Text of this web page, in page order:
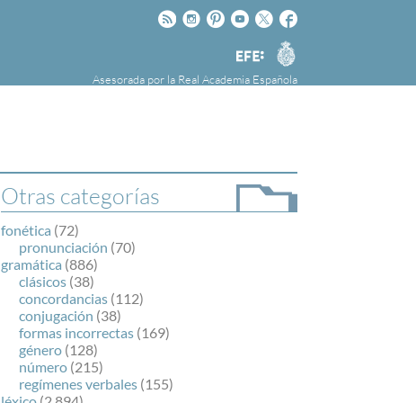
Facebook
Twitter
Youtube
Pinteres
Instagram
Rss
Agencia
EFE
Asesorada por la Real Academia Española
la Agencia Efe y la Real Academia Española,
cuyo objetivo es colaborar con el buen uso del
español en los medios de comunicación y en
Internet.
Otras categorías
fonética (72)
pronunciación (70)
gramática (886)
clásicos (38)
concordancias (112)
conjugación (38)
formas incorrectas (169)
género (128)
número (215)
regímenes verbales (155)